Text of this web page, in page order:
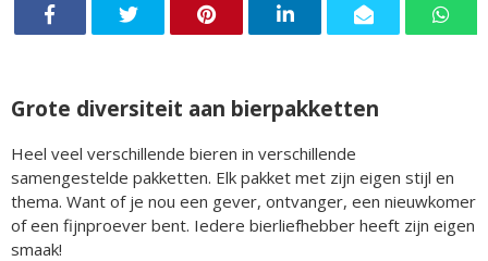
Grote diversiteit aan bierpakketten
Heel veel verschillende bieren in verschillende
samengestelde pakketten. Elk pakket met zijn eigen stijl en
thema. Want of je nou een gever, ontvanger, een nieuwkomer
of een fijnproever bent. Iedere bierliefhebber heeft zijn eigen
smaak!